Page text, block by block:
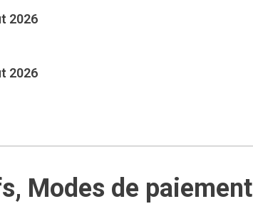
2026
2026
Modes de paiement